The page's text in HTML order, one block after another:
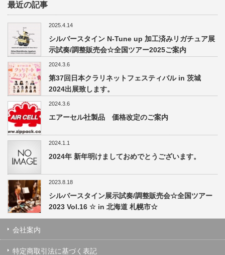
最近の記事
2025.4.14
シルバースタイン N-Tune up 加工済みリガチュア展
示試奏/調整販売会☆全国ツアー2025ご案内
2024.3.6
第37回日本クラリネットフェスティバル in 茨城
2024出展致します。
2024.3.6
エアーセル社製品 価格改定のご案内
2024.1.1
2024年 新年明けましておめでとうございます。
2023.8.18
シルバースタイン展示試奏/調整販売会☆全国ツアー
2023 Vol.16 ☆ in 北海道 札幌市☆
会社案内
特定商取引法に基づく表記